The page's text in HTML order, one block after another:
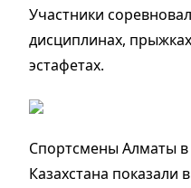
Участники
дисциплинах,
эстафетах.
Спортсмены Алматы в
Казахстана показали